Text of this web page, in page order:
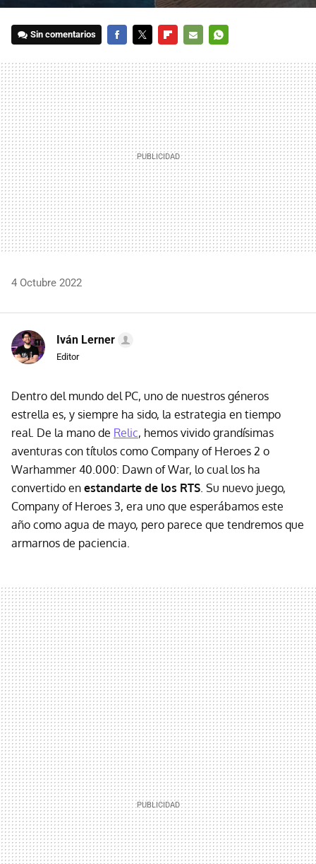
Sin comentarios
MAIL
4 Octubre 2022
Iván Lerner
Editor
Dentro del mundo del PC, uno de nuestros géneros
estrella es, y siempre ha sido, la estrategia en tiempo
real. De la mano de Relic, hemos vivido grandísimas
aventuras con títulos como Company of Heroes 2 o
Warhammer 40.000: Dawn of War, lo cual los ha
convertido en estandarte de los RTS . Su nuevo juego,
Company of Heroes 3, era uno que esperábamos este
año como agua de mayo, pero parece que tendremos que
armarnos de paciencia.